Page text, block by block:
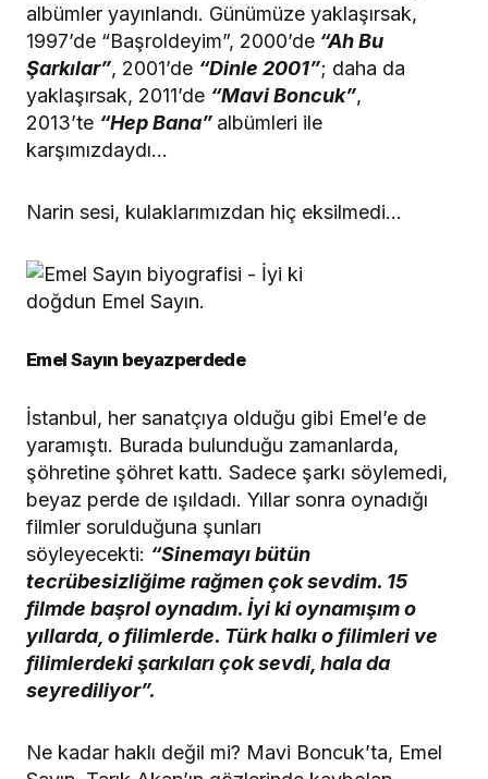
albümler yayınlandı. Günümüze yaklaşırsak,
1997’de “Başroldeyim”, 2000’de “Ah Bu
Şarkılar”, 2001’de “Dinle 2001”; daha da
yaklaşırsak, 2011’de “Mavi Boncuk”,
2013’te “Hep Bana” albümleri ile
karşımızdaydı…
Narin sesi, kulaklarımızdan hiç eksilmedi…
Emel Sayın beyazperdede
İstanbul, her sanatçıya olduğu gibi Emel’e de
yaramıştı. Burada bulunduğu zamanlarda,
şöhretine şöhret kattı. Sadece şarkı söylemedi,
beyaz perde de ışıldadı. Yıllar sonra oynadığı
filmler sorulduğuna şunları
söyleyecekti: “Sinemayı bütün
tecrübesizliğime rağmen çok sevdim. 15
filmde başrol oynadım. İyi ki oynamışım o
yıllarda, o filimlerde. Türk halkı o filimleri ve
filimlerdeki şarkıları çok sevdi, hala da
seyrediliyor”.
Ne kadar haklı değil mi? Mavi Boncuk’ta, Emel